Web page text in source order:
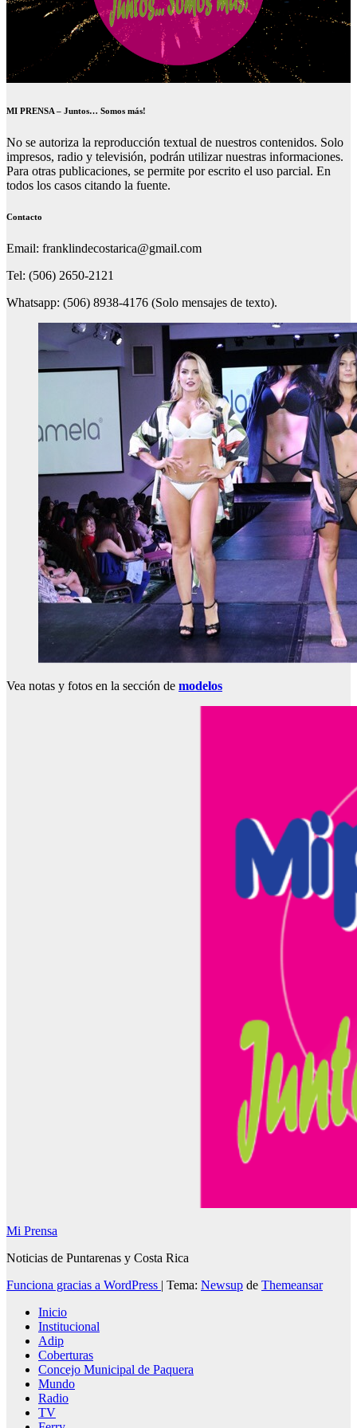
MI PRENSA – Juntos… Somos más!
No se autoriza la reproducción textual de nuestros contenidos. Solo
impresos, radio y televisión, podrán utilizar nuestras informaciones.
Para otras publicaciones, se permite por escrito el uso parcial. En
todos los casos citando la fuente.
Contacto
Email: franklindecostarica@gmail.com
Tel: (506) 2650-2121
Whatsapp: (506) 8938-4176 (Solo mensajes de texto).
Vea notas y fotos en la sección de modelos
Mi Prensa
Noticias de Puntarenas y Costa Rica
Funciona gracias a WordPress
Tema: Newsup de Themeansar
Inicio
Institucional
Adip
Coberturas
Concejo Municipal de Paquera
Mundo
Radio
TV